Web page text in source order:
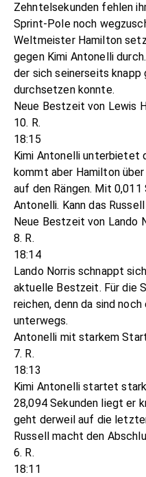
Zehntelsekunden fehlen
Sprint-Pole noch
Weltmeister Hamilton
gegen Kimi Antonelli
der sich seinerseits knapp
durchsetzen konnte.
Neue Bestzeit von Lewis
10. R.
18:15
Kimi Antonelli unterbietet
kommt aber Hamilton
auf den Rängen. Mit
Antonelli. Kann das
Neue Bestzeit von Lando
8. R.
18:14
Lando Norris schnappt
aktuelle Bestzeit. Für die
reichen, denn da sind
unterwegs.
Antonelli mit starkem
7. R.
18:13
Kimi Antonelli startet
28,094 Sekunden liegt er
geht derweil auf die
Russell macht den
6. R.
18:11